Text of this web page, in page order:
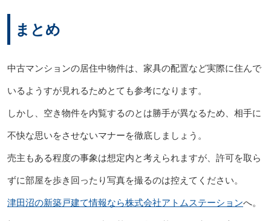
まとめ
中古マンションの居住中物件は、家具の配置など実際に住んで
いるようすが見れるためとても参考になります。
しかし、空き物件を内覧するのとは勝手が異なるため、相手に
不快な思いをさせないマナーを徹底しましょう。
売主もある程度の事象は想定内と考えられますが、許可を取ら
ずに部屋を歩き回ったり写真を撮るのは控えてください。
津田沼の新築戸建て情報なら株式会社アトムステーションへ。